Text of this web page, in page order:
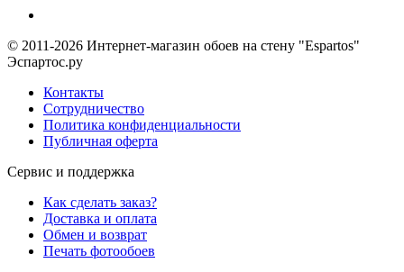
© 2011-2026 Интернет-магазин обоев на стену "Espartos"
Эспартос.ру
Контакты
Сотрудничество
Политика конфиденциальности
Публичная оферта
Сервис и поддержка
Как сделать заказ?
Доставка и оплата
Обмен и возврат
Печать фотообоев